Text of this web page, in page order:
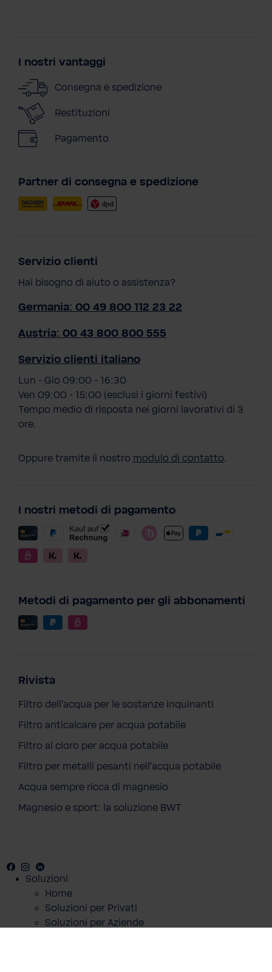
I nostri vantaggi
Consegna e spedizione
Restituzioni
Pagamento
Partner di consegna e spedizione
Servizio clienti
Hai bisogno di aiuto o assistenza?
Germania: 00 49 800 112 23 22
Austria: 00 43 800 800 555
Servizio clienti italiano
Lun - Gio 09:00 - 16:30
Ven 09:00 - 15:00 (esclusi i giorni festivi)
Tempo medio di risposta nei giorni lavorativi di 3
ore.
Oppure tramite il nostro modulo di contatto.
I nostri metodi di pagamento
Metodi di pagamento per gli abbonamenti
Rivista
Filtro dell'acqua per le sostanze inquinanti
Filtro anticalcare per acqua potabile
Filtro al cloro per acqua potabile
Filtro per metalli pesanti nell'acqua potabile
Acqua sempre ricca di magnesio
Magnesio e sport: la soluzione BWT
FacebookInstagram
Soluzioni
Home
Soluzioni per Privati
Soluzioni per Aziende